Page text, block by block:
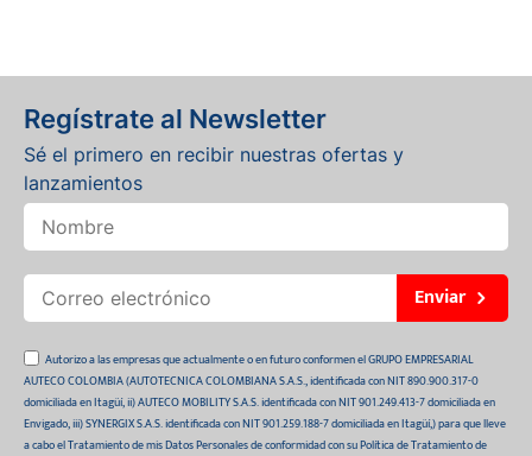
Regístrate al Newsletter
Sé el primero en recibir nuestras ofertas y
lanzamientos
Enviar
Autorizo a las empresas que actualmente o en futuro conformen el GRUPO EMPRESARIAL
AUTECO COLOMBIA (AUTOTECNICA COLOMBIANA S.A.S., identificada con NIT 890.900.317-0
domiciliada en Itagüí, ii) AUTECO MOBILITY S.A.S. identificada con NIT 901.249.413-7 domiciliada en
Envigado, iii) SYNERGIX S.A.S. identificada con NIT 901.259.188-7 domiciliada en Itagüí,) para que lleve
a cabo el Tratamiento de mis Datos Personales de conformidad con su Política de Tratamiento de